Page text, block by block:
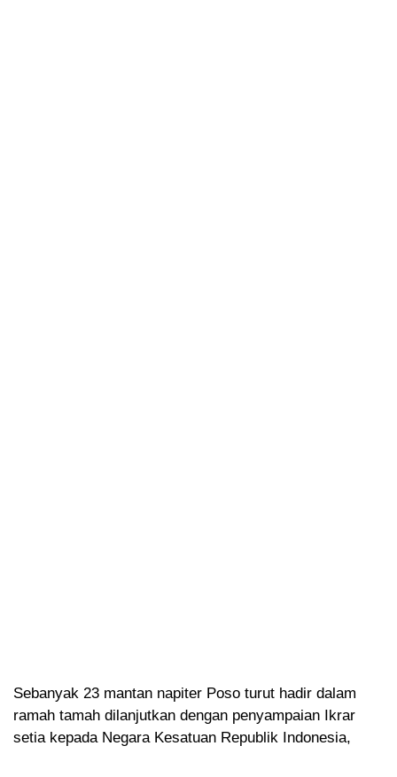
Sebanyak 23 mantan napiter Poso turut hadir dalam
ramah tamah dilanjutkan dengan penyampaian Ikrar
setia kepada Negara Kesatuan Republik Indonesia,